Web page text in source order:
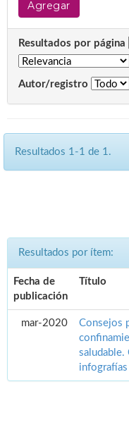
Resultados por página
Autor/registro
Resultados 1-1 de 1.
Resultados por ítem:
Fecha de
publicación
Título
mar-2020
Consejos
saludable.
infografías